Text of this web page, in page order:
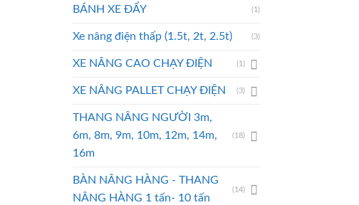
BÁNH XE ĐẨY (1)
Xe nâng điện thấp (1.5t, 2t, 2.5t) (3)
XE NÂNG CAO CHẠY ĐIỆN (1)
XE NÂNG PALLET CHẠY ĐIỆN (3)
THANG NÂNG NGƯỜI 3m,
6m, 8m, 9m, 10m, 12m, 14m,
16m
(18)
BÀN NÂNG HÀNG - THANG
NÂNG HÀNG 1 tấn- 10 tấn
(14)